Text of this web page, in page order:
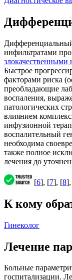
инфильтратами
злокачественными
Быстрое
факторами риска
преобладающие
воспаления,
патологических
влиянием
инфузионной
воспалительный
необходима
также полное
лечения до
[6], [7], [8
К кому
Гинеколог
Лечение
Больные
госпитализации.